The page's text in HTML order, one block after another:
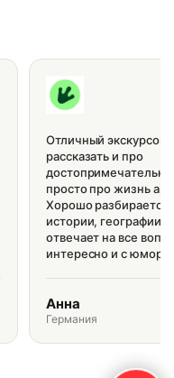
Отличный
рассказать и про
просто про жизнь
Хорошо разбирается
истории, географии
отвечает на все
интересно и с
Анна
Германия